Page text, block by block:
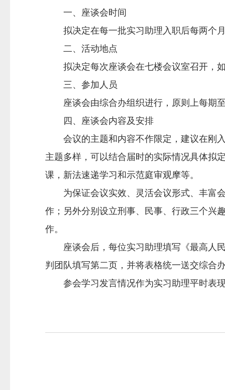
一、座谈会时间
拟决定在每一批实习助理入职后每两个月
二、活动地点
拟决定每次座谈会在七楼会议室召开，如
三、参加人员
座谈会由综合办组织进行，原则上每期至
四、座谈会内容及安排
会议的主题和内容不作限定，建议在刚入
主题多样，可以结合届时的实际情况具体拟
课，新法速递学习和示范庭审观摩等。
为保证会议实效、灵活会议形式、丰富会
作；另外分别设立刑事、民事、行政三个兴
作。
座谈会后，每位实习助理填写《最高人民
判团队填写第二页，并将表格统一送交综合
参会学习发言情况作为实习助理平时表